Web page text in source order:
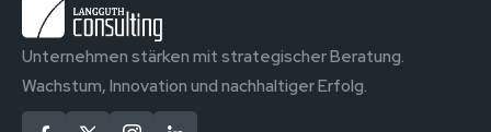
Unternehmen stärken mit strategischer Beratung.
Wachstum, Innovation und nachhaltiger Erfolg.